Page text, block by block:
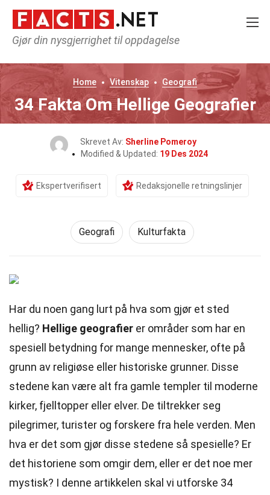
Gjør din nysgjerrighet til oppdagelse
Home Vitenskap Geografi
34 Fakta Om Hellige Geografier
Skrevet Av: Sherline Pomeroy
Modified & Updated: 19 Des 2024
Ekspertverifisert Redaksjonelle retningslinjer
Geografi Kulturfakta
Har du noen gang lurt på hva som gjør et sted
hellig? Hellige geografier er områder som har en
spesiell betydning for mange mennesker, ofte på
grunn av religiøse eller historiske grunner. Disse
stedene kan være alt fra gamle templer til moderne
kirker, fjelltopper eller elver. De tiltrekker seg
pilegrimer, turister og forskere fra hele verden. Men
hva er det som gjør disse stedene så spesielle? Er
det historiene som omgir dem, eller er det noe mer
mystisk? I denne artikkelen skal vi utforske 34